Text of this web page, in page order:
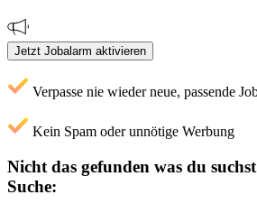
Jetzt Jobalarm aktivieren
Verpasse nie wieder neue, passende
Kein Spam oder unnötige Werbung
Nicht das gefunden was du
Suche: